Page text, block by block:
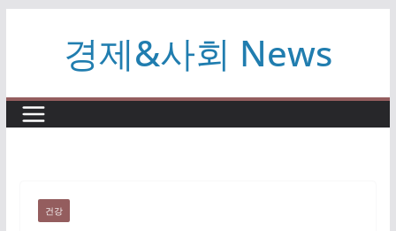
로
경제&사회 News
건강